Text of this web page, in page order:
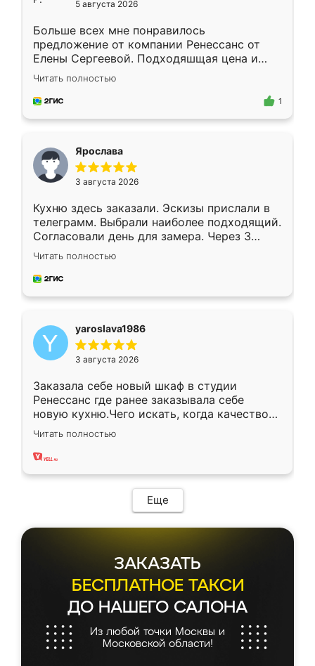
5 августа 2026
Больше всех мне понравилось
предложение от компании Ренессанс от
Елены Сергеевой. Подходяшщая цена и
короткие сроки изготовления. Приехавший
для замера сотрудник Владислав
предложил по моему эскизу самый
Читать полностью
1
Ярослава
3 августа 2026
Кухню здесь заказали. Эскизы прислали в
телеграмм. Выбрали наиболее подходящий.
Согласовали день для замера. Через 3
недели кухня была уже готова. Остались
довольны работой. Спасибо Ренессанс
мебель за качественную работу!
Читать полностью
yaroslava1986
3 августа 2026
Заказала себе новый шкаф в студии
Ренессанс где ранее заказывала себе
новую кухню.Чего искать, когда качеством
вполне довольна. Служит кухня уже почти
два года, нареканий нет.
Читать полностью
Еще
ЗАКАЗАТЬ
БЕСПЛАТНОЕ ТАКСИ
ДО НАШЕГО САЛОНА
Из любой точки Москвы и
Московской области!